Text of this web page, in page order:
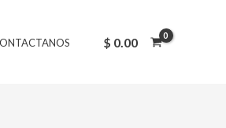
$ 0.00